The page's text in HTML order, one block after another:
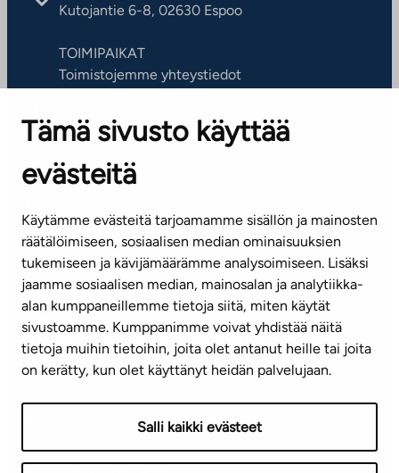
Tämä sivusto käyttää
evästeitä
Käytämme evästeitä tarjoamamme sisällön ja mainosten
räätälöimiseen, sosiaalisen median ominaisuuksien
tukemiseen ja kävijämäärämme analysoimiseen. Lisäksi
jaamme sosiaalisen median, mainosalan ja analytiikka-
alan kumppaneillemme tietoja siitä, miten käytät
sivustoamme. Kumppanimme voivat yhdistää näitä
tietoja muihin tietoihin, joita olet antanut heille tai joita
on kerätty, kun olet käyttänyt heidän palvelujaan.
Salli kaikki evästeet
Kutojantie 6-8, 02630 Espoo
TOIMIPAIKAT
Toimistojemme yhteystiedot
ASIAKASPALVELUKESKUS
Puh. 045 7734 3777
(arkisin klo 8-16)
info@ta.fi
Tilaa uutiskirje
Mediapankki
TietosuojaselosteSaavutettavuusseloste